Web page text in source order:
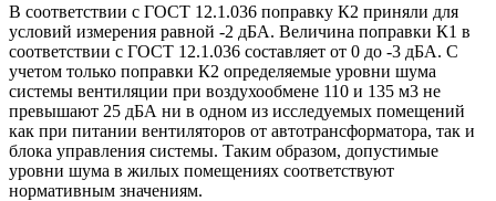
В соответствии с ГОСТ 12.1.036 поправку К2 приняли для
условий измерения равной -2 дБА. Величина поправки К1 в
соответствии с ГОСТ 12.1.036 составляет от 0 до -3 дБА. С
учетом только поправки К2 определяемые уровни шума
системы вентиляции при воздухообмене 110 и 135 м3 не
превышают 25 дБА ни в одном из исследуемых помещений
как при питании вентиляторов от автотрансформатора, так и
блока управления системы. Таким образом, допустимые
уровни шума в жилых помещениях соответствуют
нормативным значениям.